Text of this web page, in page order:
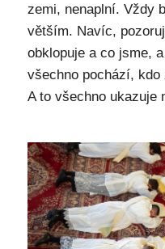
zemi, nenaplní. Vždy
větším. Navíc,
obklopuje a co jsme,
všechno pochází,
A to všechno ukazuje